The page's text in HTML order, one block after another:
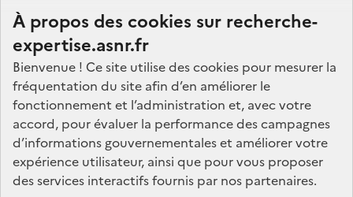
À propos des cookies sur recherche-
expertise.asnr.fr
Bienvenue ! Ce site utilise des cookies pour mesurer la
fréquentation du site afin d’en améliorer le
fonctionnement et l’administration et, avec votre
accord, pour évaluer la performance des campagnes
d’informations gouvernementales et améliorer votre
expérience utilisateur, ainsi que pour vous proposer
des services interactifs fournis par nos partenaires.
Nos marchés
Nos offres d'emploi
FAQ
Glossaire